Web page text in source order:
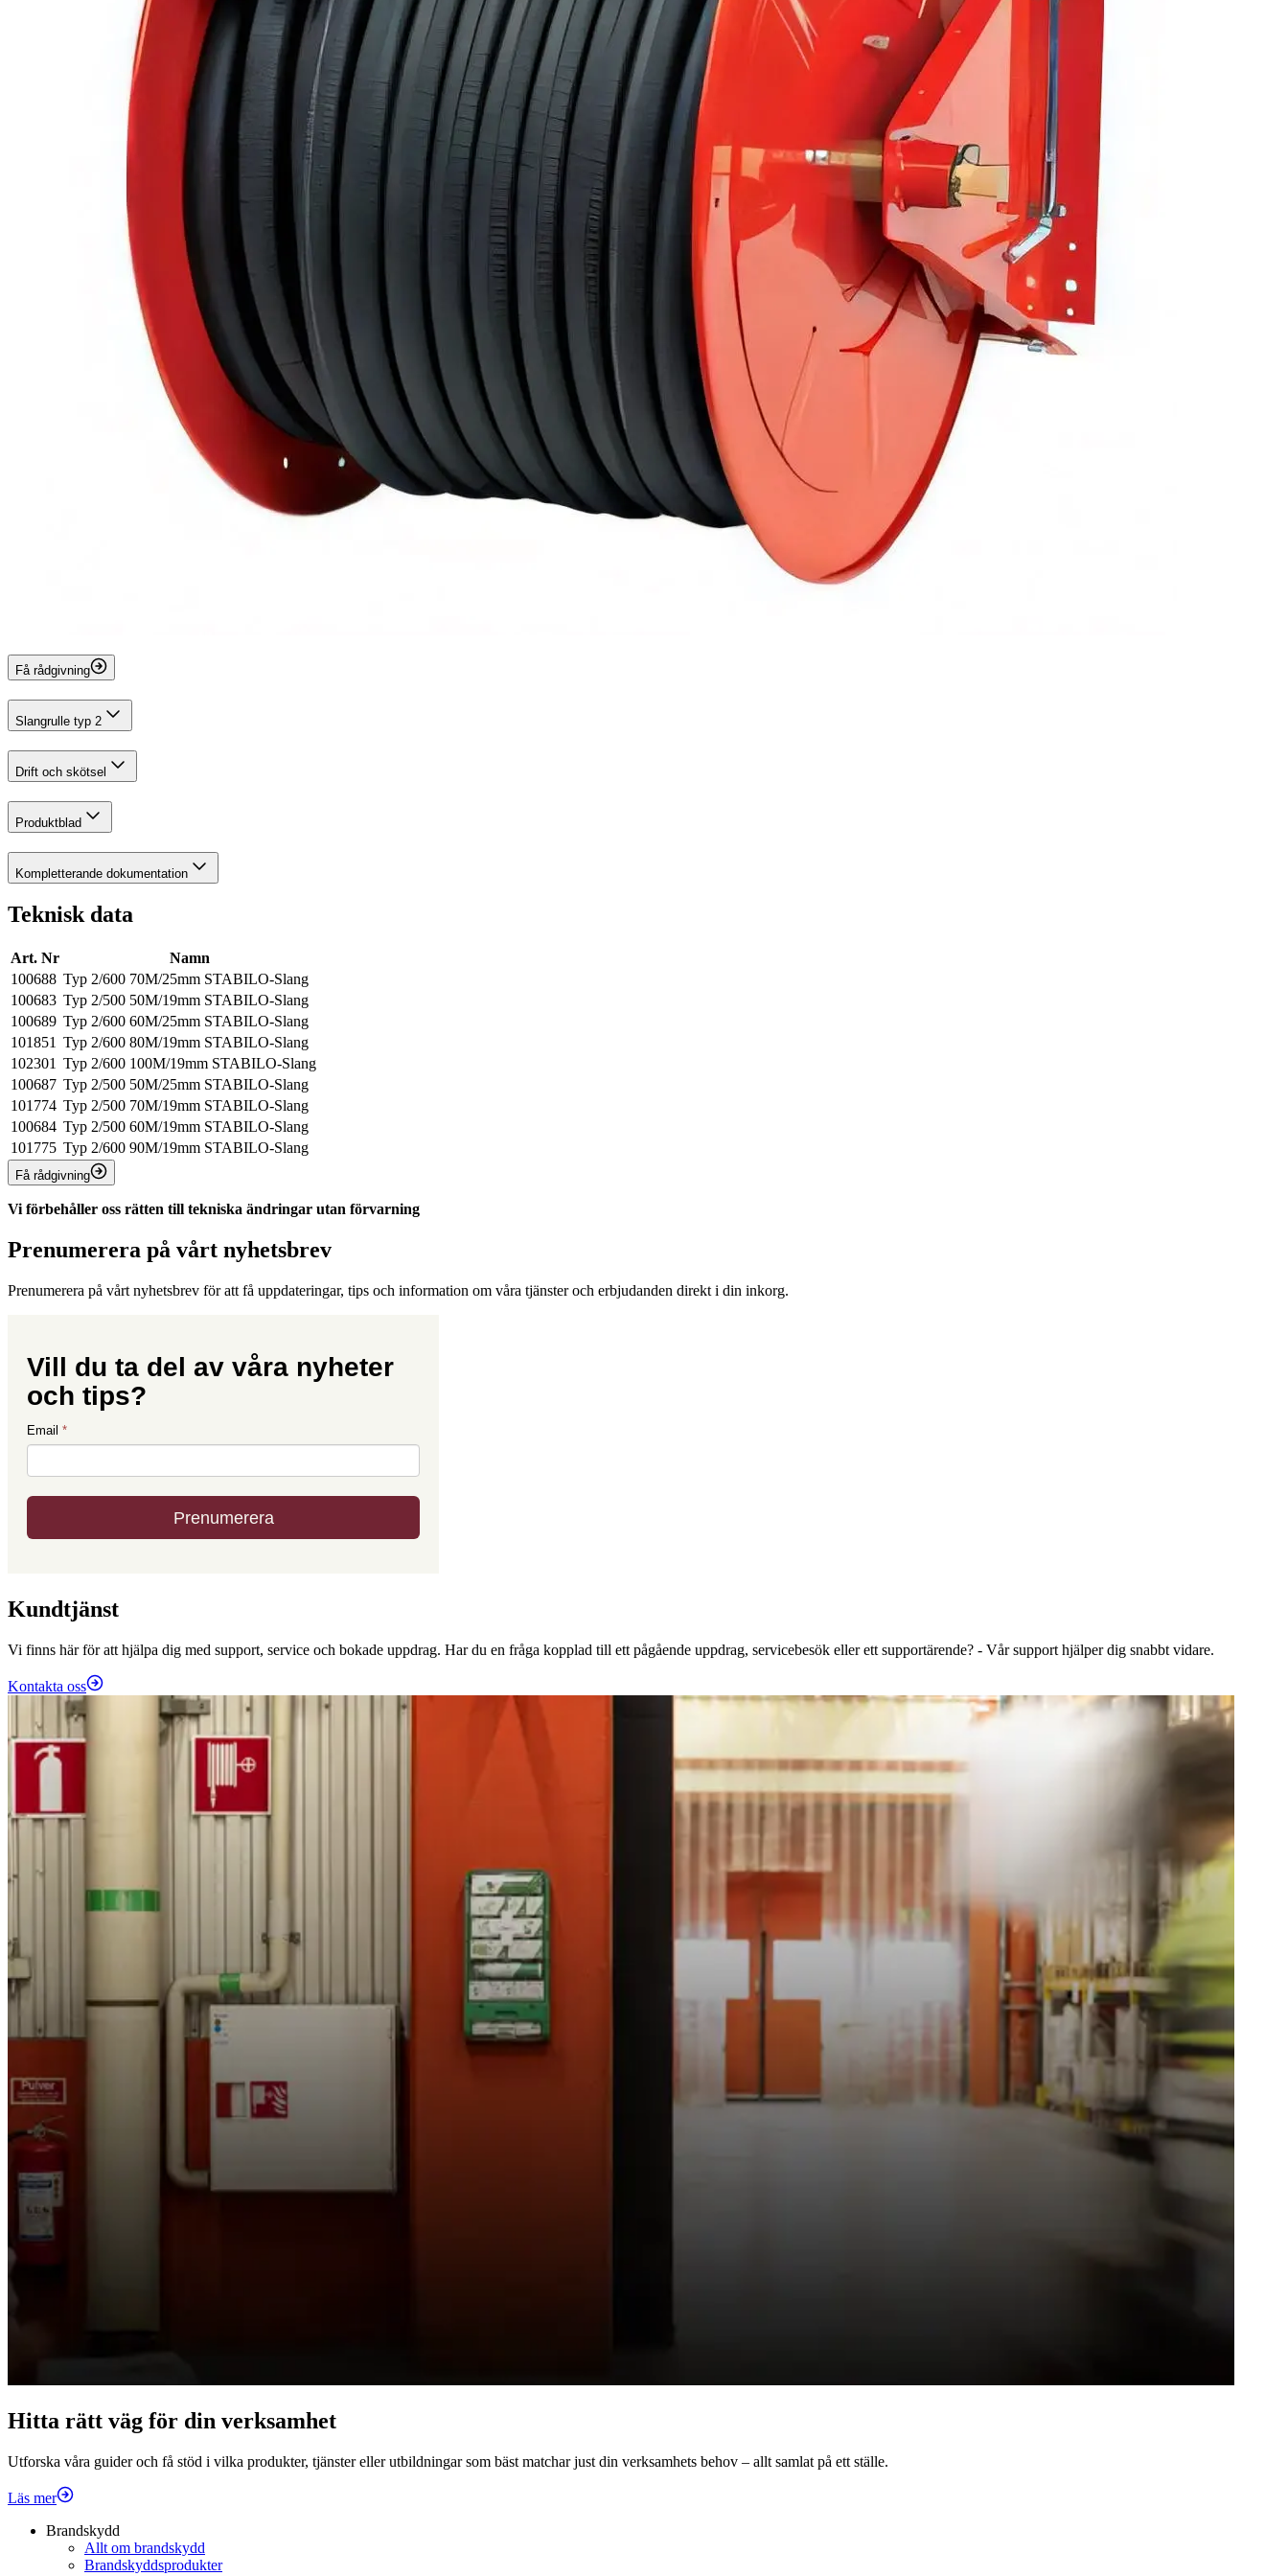
Få rådgivning
Slangrulle typ 2
Drift och skötsel
Produktblad
Kompletterande dokumentation
Teknisk data
Art. Nr
Namn
100688 Typ 2/600 70M/25mm STABILO-Slang
100683 Typ 2/500 50M/19mm STABILO-Slang
100689 Typ 2/600 60M/25mm STABILO-Slang
101851 Typ 2/600 80M/19mm STABILO-Slang
102301 Typ 2/600 100M/19mm STABILO-Slang
100687 Typ 2/500 50M/25mm STABILO-Slang
101774 Typ 2/500 70M/19mm STABILO-Slang
100684 Typ 2/500 60M/19mm STABILO-Slang
101775 Typ 2/600 90M/19mm STABILO-Slang
Få rådgivning
Vi förbehåller oss rätten till tekniska ändringar utan förvarning
Prenumerera på vårt nyhetsbrev
Prenumerera på vårt nyhetsbrev för att få uppdateringar, tips och information om våra tjänster och erbjudanden direkt i din inkorg.
Kundtjänst
Vi finns här för att hjälpa dig med support, service och bokade uppdrag. Har du en fråga kopplad till ett pågående uppdrag, servicebesök eller ett supportärende? - Vår support hjälper dig snabbt vidare.
Kontakta oss
Hitta rätt väg för din verksamhet
Utforska våra guider och få stöd i vilka produkter, tjänster eller utbildningar som bäst matchar just din verksamhets behov – allt samlat på ett ställe.
Läs mer
Brandskydd
Allt om brandskydd
Brandskyddsprodukter